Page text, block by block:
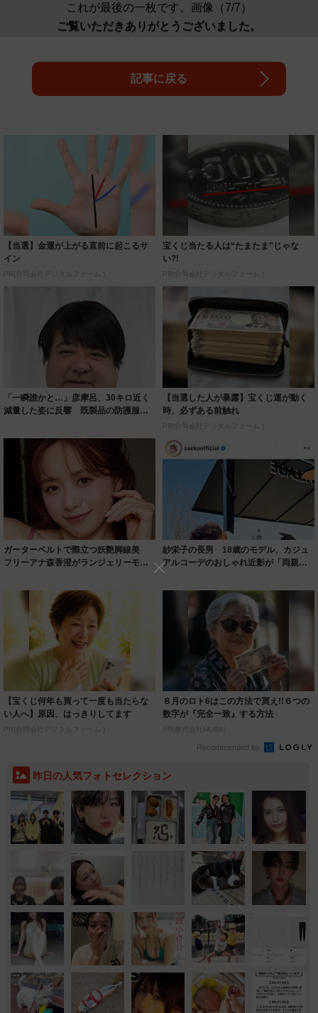
これが最後の一枚です。画像（7/7）
ご覧いただきありがとうございました。
記事に戻る
【当選】金運が上がる直前に起こるサ
イン
PR(合同会社デジタルファーム )
宝くじ当たる人は“たまたま”じゃな
い?!
PR(合同会社デジタルファーム )
「一瞬誰かと…」彦摩呂、30キロ近く
減量した姿に反響 既製品の防護服が
【当選した人が暴露】宝くじ運が動く
時、必ずある前触れ
PR(合同会社デジタルファーム )
ガーターベルトで際立つ妖艶脚線美
フリーアナ森香澄がランジェリーモデ
紗栄子の長男 18歳のモデル、カジュ
アルコーデのおしゃれ近影が「両親の
いいとこ取...
【宝くじ何年も買って一度も当たらな
い人へ】原因、はっきりしてます
PR(合同会社デジタルファーム )
８月のロト6はこの方法で買え!!６つの
数字が『完全一致』する方法
PR(株式会社MURA)
Recommended by
昨日の人気フォトセレクション